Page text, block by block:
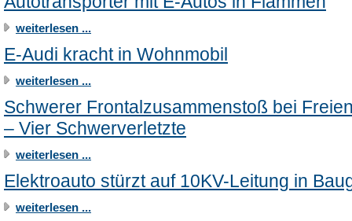
weiterlesen ...
E-Audi kracht in Wohnmobil
weiterlesen ...
Schwerer Frontalzusammenstoß bei
– Vier Schwerverletzte
weiterlesen ...
Elektroauto stürzt auf 10KV-Leitung in
weiterlesen ...